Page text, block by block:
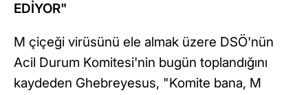
EDİYOR"
M çiçeği virüsünü ele almak üzere DSÖ'nün
Acil Durum Komitesi'nin bugün toplandığını
kaydeden Ghebreyesus, "Komite bana, M